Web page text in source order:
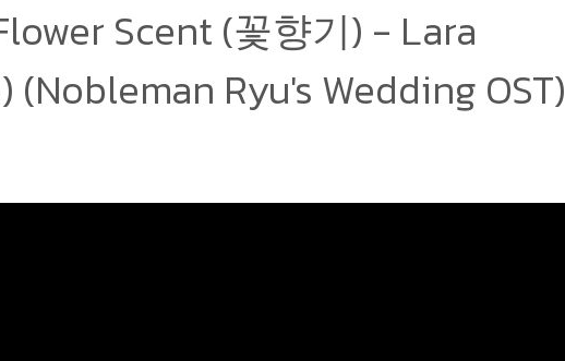
Scent (꽃향기) - Lara
(Nobleman Ryu's Wedding OST)